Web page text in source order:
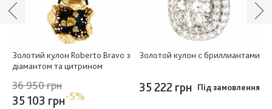
Золотий кулон Roberto Bravo з
діамантом та цитрином
36 950 грн
35 103 грн-5%
Золотой кулон с бриллиантами
35 222 грн Під замовлення